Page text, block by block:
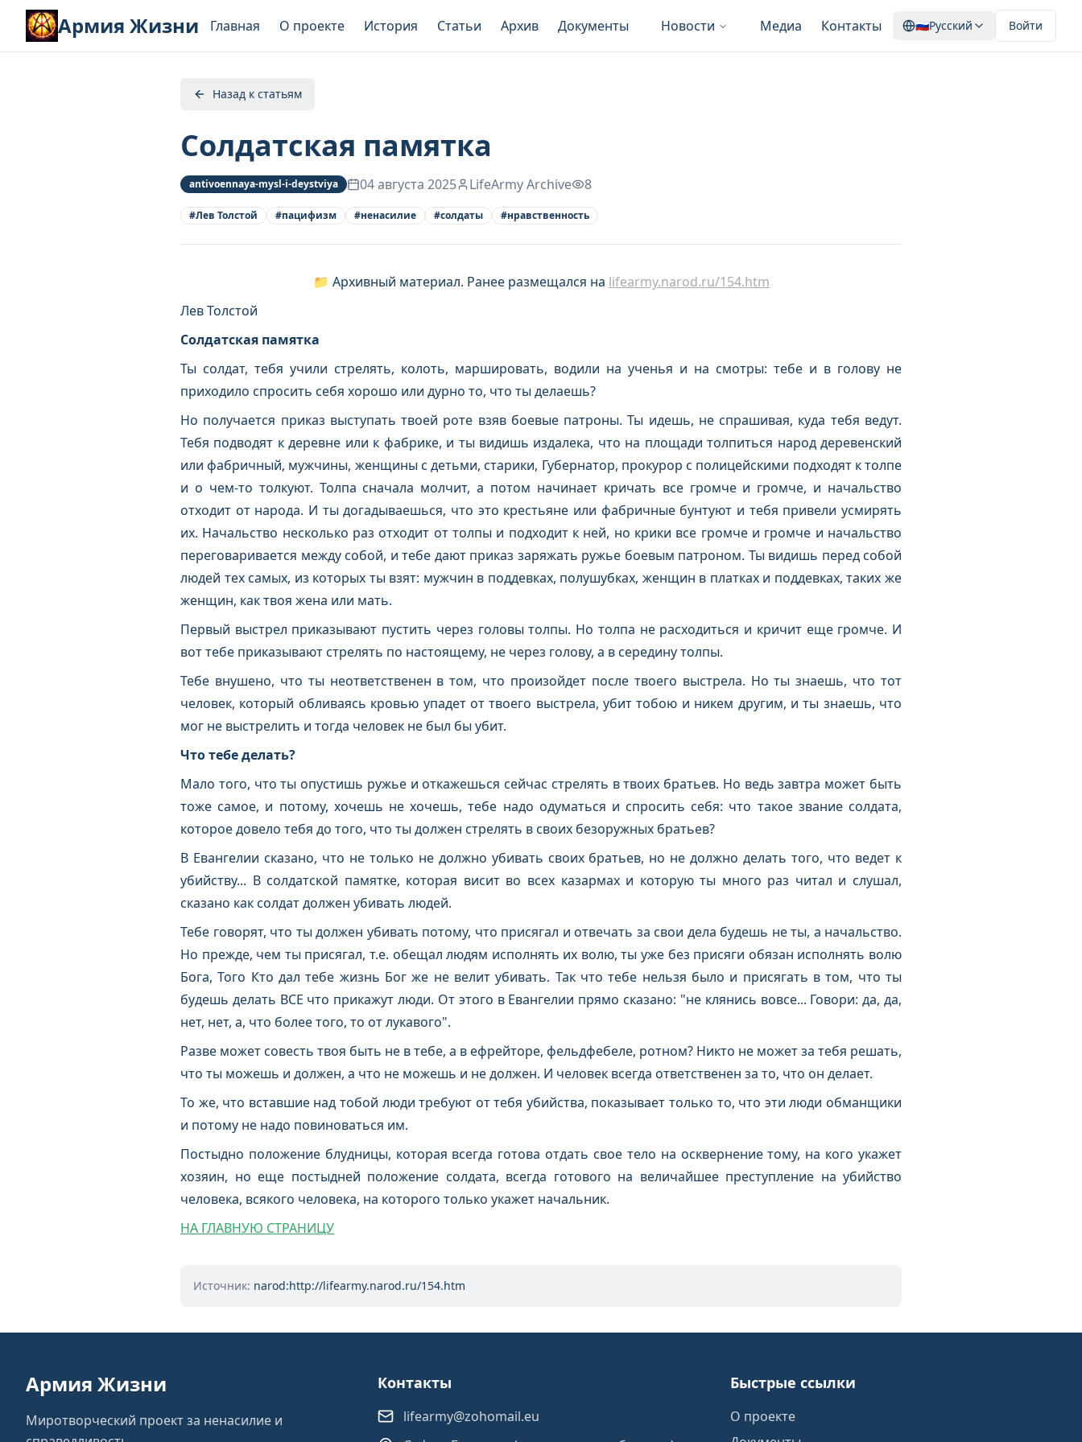
Армия Жизни Главная О проекте История Статьи Архив Документы Новости Медиа Контакты 🇷🇺Русский Войти
Назад к статьям
Солдатская памятка
antivoennaya-mysl-i-deystviya 04 августа 2025 LifeArmy Archive 8
#Лев Толстой #пацифизм #ненасилие #солдаты #нравственность
📁 Архивный материал. Ранее размещался на lifearmy.narod.ru/154.htm
Лев Толстой
Солдатская памятка
Ты солдат, тебя учили стрелять, колоть, маршировать, водили на ученья и на смотры: тебе и в голову не
приходило спросить себя хорошо или дурно то, что ты делаешь?
Но получается приказ выступать твоей роте взяв боевые патроны. Ты идешь, не спрашивая, куда тебя ведут.
Тебя подводят к деревне или к фабрике, и ты видишь издалека, что на площади толпиться народ деревенский
или фабричный, мужчины, женщины с детьми, старики, Губернатор, прокурор с полицейскими подходят к толпе
и о чем-то толкуют. Толпа сначала молчит, а потом начинает кричать все громче и громче, и начальство
отходит от народа. И ты догадываешься, что это крестьяне или фабричные бунтуют и тебя привели усмирять
их. Начальство несколько раз отходит от толпы и подходит к ней, но крики все громче и громче и начальство
переговаривается между собой, и тебе дают приказ заряжать ружье боевым патроном. Ты видишь перед собой
людей тех самых, из которых ты взят: мужчин в поддевках, полушубках, женщин в платках и поддевках, таких же
женщин, как твоя жена или мать.
Первый выстрел приказывают пустить через головы толпы. Но толпа не расходиться и кричит еще громче. И
вот тебе приказывают стрелять по настоящему, не через голову, а в середину толпы.
Тебе внушено, что ты неответственен в том, что произойдет после твоего выстрела. Но ты знаешь, что тот
человек, который обливаясь кровью упадет от твоего выстрела, убит тобою и никем другим, и ты знаешь, что
мог не выстрелить и тогда человек не был бы убит.
Что тебе делать?
Мало того, что ты опустишь ружье и откажешься сейчас стрелять в твоих братьев. Но ведь завтра может быть
тоже самое, и потому, хочешь не хочешь, тебе надо одуматься и спросить себя: что такое звание солдата,
которое довело тебя до того, что ты должен стрелять в своих безоружных братьев?
В Евангелии сказано, что не только не должно убивать своих братьев, но не должно делать того, что ведет к
убийству... В солдатской памятке, которая висит во всех казармах и которую ты много раз читал и слушал,
сказано как солдат должен убивать людей.
Тебе говорят, что ты должен убивать потому, что присягал и отвечать за свои дела будешь не ты, а начальство.
Но прежде, чем ты присягал, т.е. обещал людям исполнять их волю, ты уже без присяги обязан исполнять волю
Бога, Того Кто дал тебе жизнь Бог же не велит убивать. Так что тебе нельзя было и присягать в том, что ты
будешь делать ВСЕ что прикажут люди. От этого в Евангелии прямо сказано: "не клянись вовсе... Говори: да, да,
нет, нет, а, что более того, то от лукавого".
Разве может совесть твоя быть не в тебе, а в ефрейторе, фельдфебеле, ротном? Никто не может за тебя решать,
что ты можешь и должен, а что не можешь и не должен. И человек всегда ответственен за то, что он делает.
То же, что вставшие над тобой люди требуют от тебя убийства, показывает только то, что эти люди обманщики
и потому не надо повиноваться им.
Постыдно положение блудницы, которая всегда готова отдать свое тело на осквернение тому, на кого укажет
хозяин, но еще постыдней положение солдата, всегда готового на величайшее преступление на убийство
человека, всякого человека, на которого только укажет начальник.
НА ГЛАВНУЮ СТРАНИЦУ
Источник: narod:http://lifearmy.narod.ru/154.htm
Армия Жизни
Миротворческий проект за ненасилие и
Контакты
lifearmy@zohomail.eu
Быстрые ссылки
О проекте